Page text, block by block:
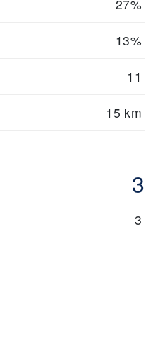
27%
13%
11
15 km
3
3